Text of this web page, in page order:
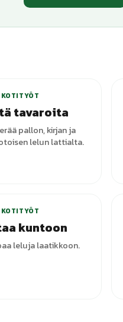
KOTITYÖT
tavaroita
pallon, kirjan ja
lelun lattialta.
KOTITYÖT
kuntoon
leluja laatikkoon.